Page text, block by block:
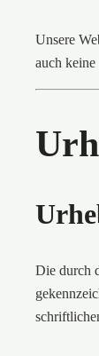
Unsere
auch
Die durch